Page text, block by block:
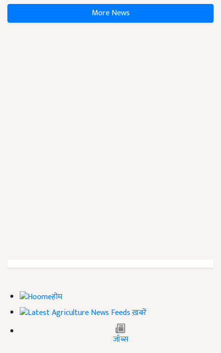
More News
होम
ख़बरें
जॉब्स